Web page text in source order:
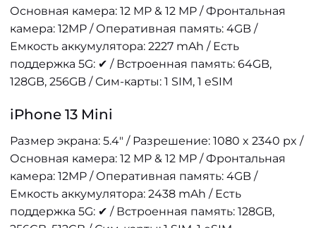
Основная камера: 12 MP & 12 MP / Фронтальная
камера: 12MP / Оперативная память: 4GB /
Емкость аккумулятора: 2227 mAh / Есть
поддержка 5G: ✔ / Встроенная память: 64GB,
128GB, 256GB / Сим-карты: 1 SIM, 1 eSIM
iPhone 13 Mini
Размер экрана: 5.4" / Разрешение: 1080 x 2340 px /
Основная камера: 12 MP & 12 MP / Фронтальная
камера: 12MP / Оперативная память: 4GB /
Емкость аккумулятора: 2438 mAh / Есть
поддержка 5G: ✔ / Встроенная память: 128GB,